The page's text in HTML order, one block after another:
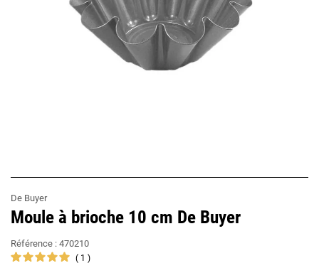
De Buyer
Moule à brioche 10 cm De Buyer
Référence : 470210
1